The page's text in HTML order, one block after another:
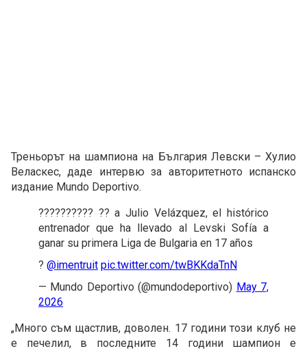
Треньорът на шампиона на България Левски – Хулио
Веласкес, даде интервю за авторитетното испанско
издание Mundo Deportivo.
?????????? ?? a Julio Velázquez, el histórico
entrenador que ha llevado al Levski Sofía a
ganar su primera Liga de Bulgaria en 17 años
?️ @imentruit pic.twitter.com/twBKKdaTnN
— Mundo Deportivo (@mundodeportivo) May 7,
2026
„Много съм щастлив, доволен. 17 години този клуб не
е печелил, в последните 14 години шампион е